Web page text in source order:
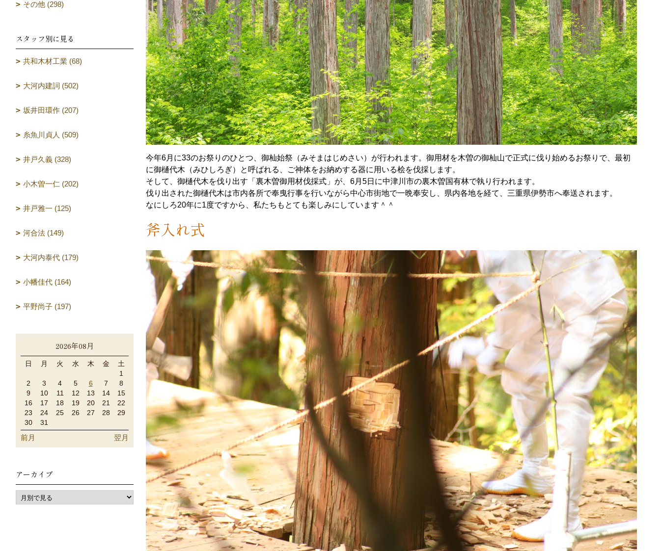
今年6月に33のお祭りのひとつ、御杣始祭（みそまはじめさい）が行われます。御用材を木曽の御杣山で正式に伐り始めるお祭りで、最初
に御樋代木（みひしろぎ）と呼ばれる、ご神体をお納めする器に用いる桧を伐採します。
そして、御樋代木を伐り出す「裏木曽御用材伐採式」が、6月5日に中津川市の裏木曽国有林で執り行われます。
伐り出された御樋代木は市内各所で奉曳行事を行いながら中心市街地で一晩奉安し、県内各地を経て、三重県伊勢市へ奉送されます。
なにしろ20年に1度ですから、私たちもとても楽しみにしています＾＾
斧入れ式
その他 (298)
スタッフ別に見る
共和木材工業 (68)
大河内建詞 (502)
坂井田環作 (207)
糸魚川貞人 (509)
井戸久義 (328)
小木曽一仁 (202)
井戸雅一 (125)
河合法 (149)
大河内泰代 (179)
小幡佳代 (164)
平野尚子 (197)
2026年08月
日 月 火 水 木 金
土
1
2
3 4 5 6 7
8
9
10 11 12 13 14
15
16
17 18 19 20 21
22
23
24 25 26 27 28
29
30
31
前月 翌月
アーカイブ